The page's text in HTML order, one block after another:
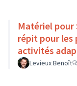
Matériel pour
répit pour les
activités
Levieux Benoît